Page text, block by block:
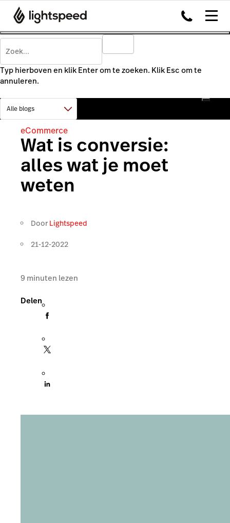
Typ hierboven en klik Enter om te zoeken. Klik Esc om te
annuleren.
eCommerce
Wat is conversie:
alles wat je moet
weten
Door Lightspeed
21-12-2022
9 minuten lezen
Delen